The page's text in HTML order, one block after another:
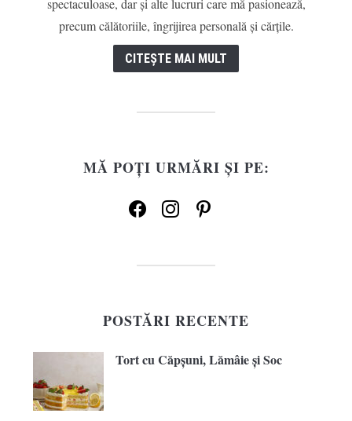
spectaculoase, dar și alte lucruri care mă pasionează,
precum călătoriile, îngrijirea personală și cărțile.
CITEȘTE MAI MULT
MĂ POȚI URMĂRI ȘI PE:
facebookinstagrampinterest
POSTĂRI RECENTE
Tort cu Căpșuni, Lămâie și Soc